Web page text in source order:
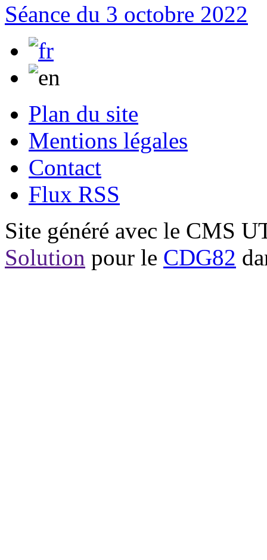
Séance du 3 octobre 2022
Plan du site
Mentions légales
Contact
Flux RSS
Site généré avec le CMS
Solution pour le CDG82